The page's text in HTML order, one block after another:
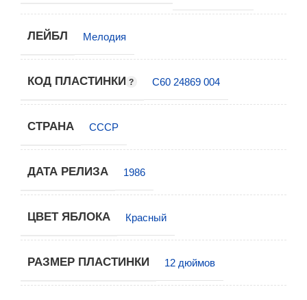
ЛЕЙБЛ Мелодия
КОД ПЛАСТИНКИ С60 24869 004
СТРАНА СССР
ДАТА РЕЛИЗА 1986
ЦВЕТ ЯБЛОКА Красный
РАЗМЕР ПЛАСТИНКИ 12 дюймов